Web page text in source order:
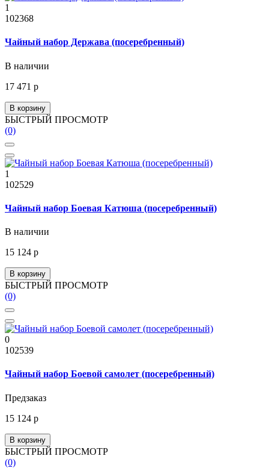
1
102368
Чайный набор Держава (посеребренный)
В наличии
17 471 р
В корзину
БЫСТРЫЙ ПРОСМОТР
(0)
1
102529
Чайный набор Боевая Катюша (посеребренный)
В наличии
15 124 р
В корзину
БЫСТРЫЙ ПРОСМОТР
(0)
0
102539
Чайный набор Боевой самолет (посеребренный)
Предзаказ
15 124 р
В корзину
БЫСТРЫЙ ПРОСМОТР
(0)